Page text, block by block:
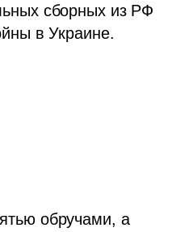
сборных из РФ
в Украине.
обручами, а